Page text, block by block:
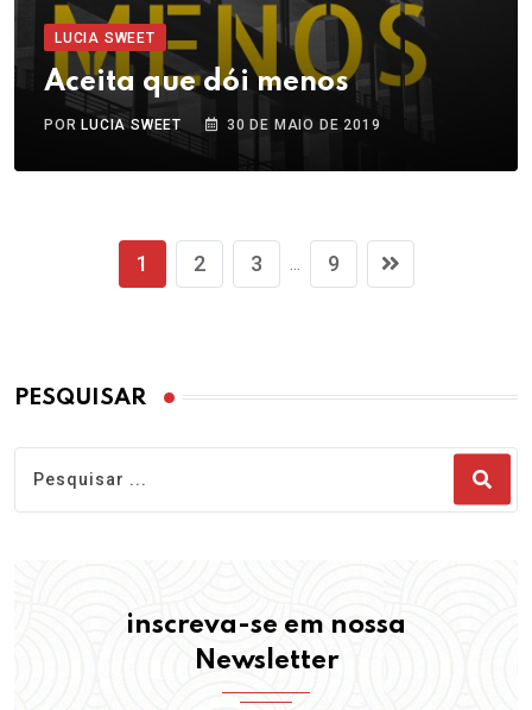
LUCIA SWEET
Aceita que dói menos
PORLUCIA SWEET 30 DE MAIO DE 2019
1 2 3 9
PESQUISAR
inscreva-se em nossa
Newsletter